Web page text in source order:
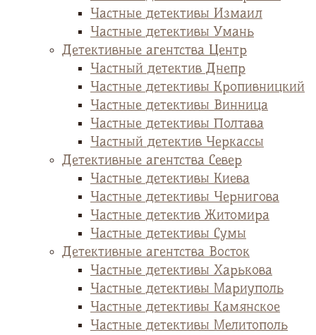
Частные детективы Измаил
Частные детективы Умань
Детективные агентства Центр
Частный детектив Днепр
Частные детективы Кропивницкий
Частные детективы Винница
Частные детективы Полтава
Частный детектив Черкассы
Детективные агентства Север
Частные детективы Киева
Частные детективы Чернигова
Частные детектив Житомира
Частные детективы Сумы
Детективные агентства Восток
Частные детективы Харькова
Частные детективы Мариуполь
Частные детективы Камянское
Частные детективы Мелитополь